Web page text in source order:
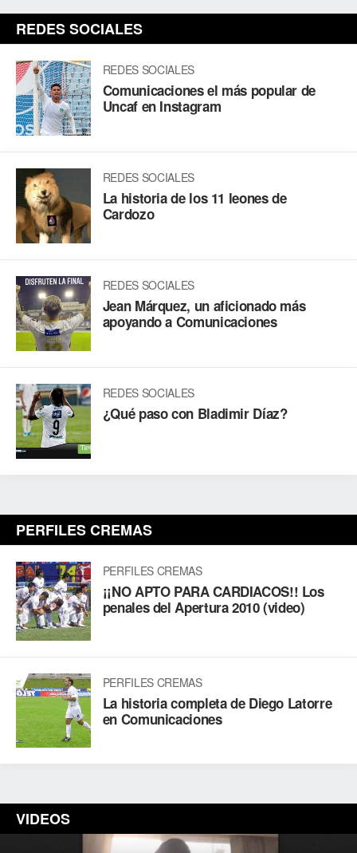
REDES SOCIALES
REDES SOCIALES
Comunicaciones el más popular de
Uncaf en Instagram
REDES SOCIALES
La historia de los 11 leones de
Cardozo
REDES SOCIALES
Jean Márquez, un aficionado más
apoyando a Comunicaciones
REDES SOCIALES
¿Qué paso con Bladimir Díaz?
PERFILES CREMAS
PERFILES CREMAS
¡¡NO APTO PARA CARDIACOS!! Los
penales del Apertura 2010 (video)
PERFILES CREMAS
La historia completa de Diego Latorre
en Comunicaciones
VIDEOS